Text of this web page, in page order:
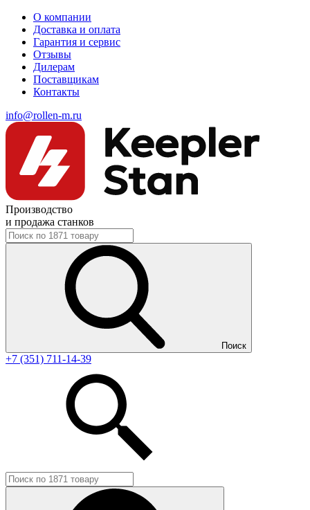
О компании
Доставка и оплата
Гарантия и сервис
Отзывы
Дилерам
Поставщикам
Контакты
info@rollen-m.ru
Производство
и продажа станков
Поиск
+7 (351) 711-14-39